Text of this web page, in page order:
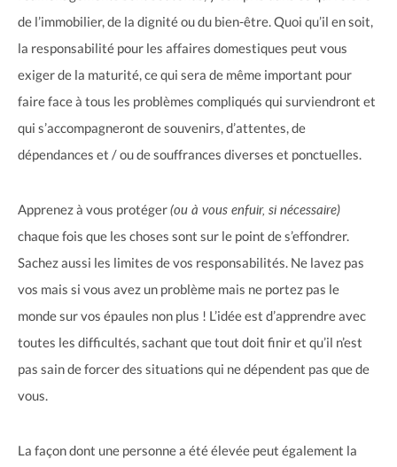
de l’immobilier, de la dignité ou du bien-être. Quoi qu’il en soit,
la responsabilité pour les affaires domestiques peut vous
exiger de la maturité, ce qui sera de même important pour
faire face à tous les problèmes compliqués qui surviendront et
qui s’accompagneront de souvenirs, d’attentes, de
dépendances et / ou de souffrances diverses et ponctuelles.
Apprenez à vous protéger(ou à vous enfuir, si nécessaire)
chaque fois que les choses sont sur le point de s’effondrer.
Sachez aussi les limites de vos responsabilités. Ne lavez pas
vos mais si vous avez un problème mais ne portez pas le
monde sur vos épaules non plus ! L’idée est d’apprendre avec
toutes les difficultés, sachant que tout doit finir et qu’il n’est
pas sain de forcer des situations qui ne dépendent pas que de
vous.
La façon dont une personne a été élevée peut également la